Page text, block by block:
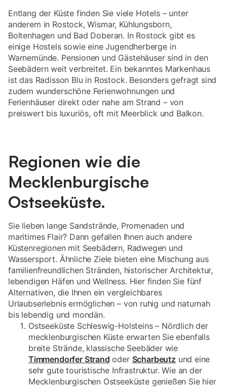
Entlang der Küste finden Sie viele Hotels – unter
anderem in Rostock, Wismar, Kühlungsborn,
Boltenhagen und Bad Doberan. In Rostock gibt es
einige Hostels sowie eine Jugendherberge in
Warnemünde. Pensionen und Gästehäuser sind in den
Seebädern weit verbreitet. Ein bekanntes Markenhaus
ist das Radisson Blu in Rostock. Besonders gefragt sind
zudem wunderschöne Ferienwohnungen und
Ferienhäuser direkt oder nahe am Strand – von
preiswert bis luxuriös, oft mit Meerblick und Balkon.
Regionen wie die
Mecklenburgische
Ostseeküste.
Sie lieben lange Sandstrände, Promenaden und
maritimes Flair? Dann gefallen Ihnen auch andere
Küstenregionen mit Seebädern, Radwegen und
Wassersport. Ähnliche Ziele bieten eine Mischung aus
familienfreundlichen Stränden, historischer Architektur,
lebendigen Häfen und Wellness. Hier finden Sie fünf
Alternativen, die Ihnen ein vergleichbares
Urlaubserlebnis ermöglichen – von ruhig und naturnah
bis lebendig und mondän.
Ostseeküste Schleswig-Holsteins – Nördlich der
mecklenburgischen Küste erwarten Sie ebenfalls
breite Strände, klassische Seebäder wie
Timmendorfer Strand oder Scharbeutz und eine
sehr gute touristische Infrastruktur. Wie an der
Mecklenburgischen Ostseeküste genießen Sie hier